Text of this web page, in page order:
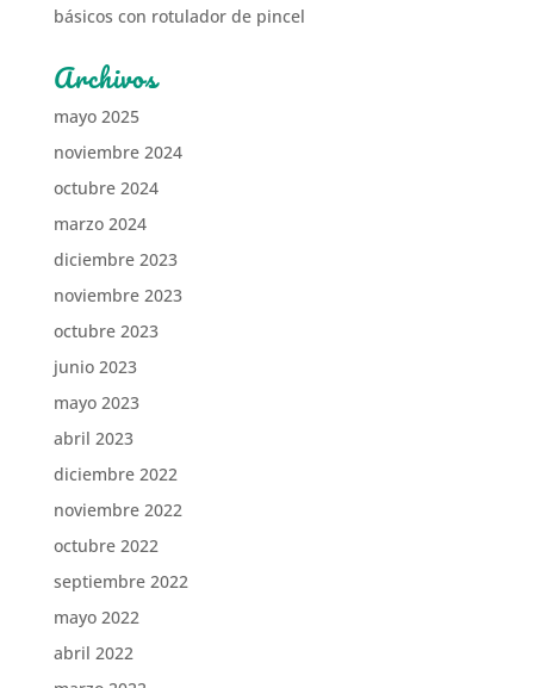
básicos con rotulador de pincel
Archivos
mayo 2025
noviembre 2024
octubre 2024
marzo 2024
diciembre 2023
noviembre 2023
octubre 2023
junio 2023
mayo 2023
abril 2023
diciembre 2022
noviembre 2022
octubre 2022
septiembre 2022
mayo 2022
abril 2022